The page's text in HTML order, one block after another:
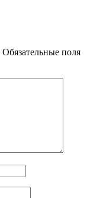
Обязательные поля